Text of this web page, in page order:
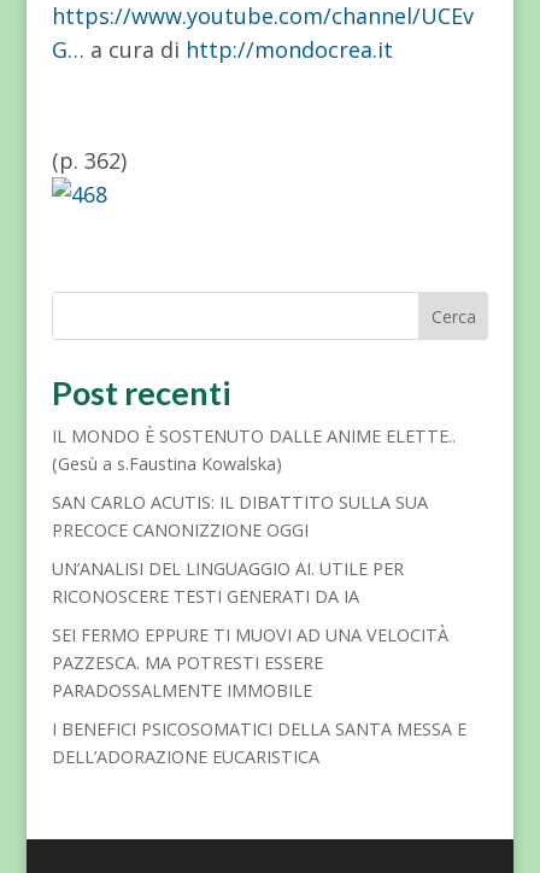
https://www.youtube.com/channel/UCEv
G… a cura di http://mondocrea.it
(p. 362)
Cerca
Post recenti
IL MONDO È SOSTENUTO DALLE ANIME ELETTE..
(Gesù a s.Faustina Kowalska)
SAN CARLO ACUTIS: IL DIBATTITO SULLA SUA
PRECOCE CANONIZZIONE OGGI
UN’ANALISI DEL LINGUAGGIO AI. UTILE PER
RICONOSCERE TESTI GENERATI DA IA
SEI FERMO EPPURE TI MUOVI AD UNA VELOCITÀ
PAZZESCA. MA POTRESTI ESSERE
PARADOSSALMENTE IMMOBILE
I BENEFICI PSICOSOMATICI DELLA SANTA MESSA E
DELL’ADORAZIONE EUCARISTICA